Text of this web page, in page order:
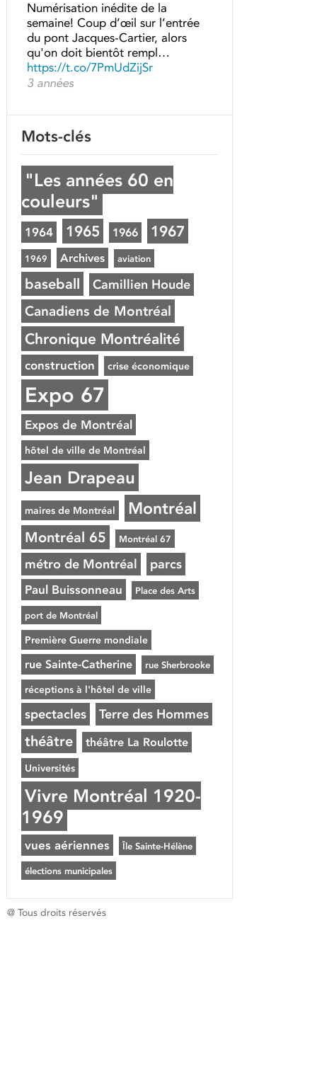
Numérisation inédite de la
semaine! Coup d’œil sur l’entrée
du pont Jacques-Cartier, alors
qu'on doit bientôt rempl…
https://t.co/7PmUdZijSr
3 années
Mots-clés
"Les années 60 en
couleurs"
1964 1965 1966 1967
1969 Archives aviation
baseball Camillien Houde
Canadiens de Montréal
Chronique Montréalité
construction crise économique
Expo 67
Expos de Montréal
hôtel de ville de Montréal
Jean Drapeau
maires de Montréal Montréal
Montréal 65 Montréal 67
métro de Montréal parcs
Paul Buissonneau Place des Arts
port de Montréal
Première Guerre mondiale
rue Sainte-Catherine rue Sherbrooke
réceptions à l'hôtel de ville
spectacles Terre des Hommes
théâtre théâtre La Roulotte
Universités
Vivre Montréal 1920-
1969
vues aériennes Île Sainte-Hélène
élections municipales
@ Tous droits réservés